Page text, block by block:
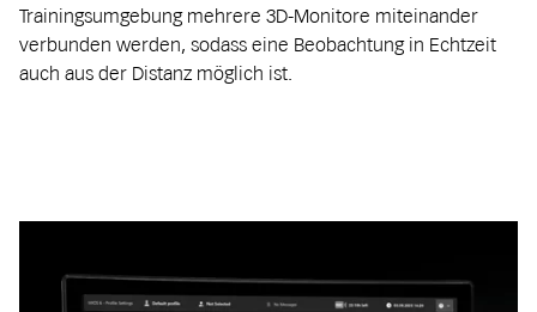
Trainingsumgebung mehrere 3D-Monitore miteinander
verbunden werden, sodass eine Beobachtung in Echtzeit
auch aus der Distanz möglich ist.